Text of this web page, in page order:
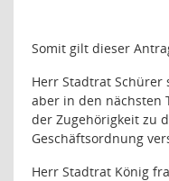
Somit gilt dieser
Herr Stadtrat Schürer
aber in den nächsten
der Zugehörigkeit zu
Geschäftsordnung
Herr Stadtrat König